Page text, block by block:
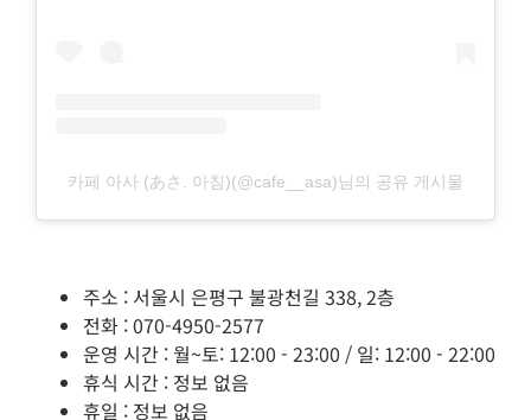
카페 아사 (あさ. 아침)(@cafe__asa)님의 공유 게시물
주소 : 서울시 은평구 불광천길 338, 2층
전화 : 070-4950-2577
운영 시간 : 월~토: 12:00 - 23:00 / 일: 12:00 - 22:00
휴식 시간 : 정보 없음
휴일 : 정보 없음